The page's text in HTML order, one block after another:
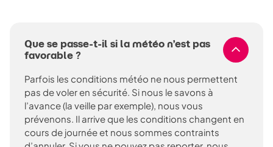
Que se passe-t-il si la météo n’est pas
favorable ?
Parfois les conditions météo ne nous permettent
pas de voler en sécurité. Si nous le savons à
l’avance (la veille par exemple), nous vous
prévenons. Il arrive que les conditions changent en
cours de journée et nous sommes contraints